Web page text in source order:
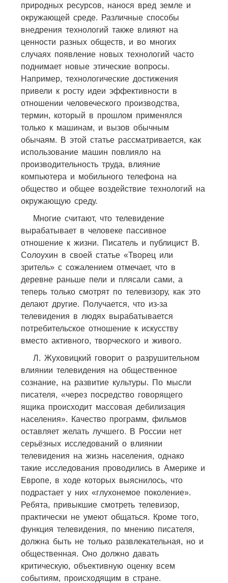
природных ресурсов, нанося вред земле и
окружающей среде. Различные способы
внедрения технологий также влияют на
ценности разных обществ, и во многих
случаях появление новых технологий часто
поднимает новые этические вопросы.
Например, технологические достижения
привели к росту идеи эффективности в
отношении человеческого производства,
термин, который в прошлом применялся
только к машинам, и вызов обычным
обычаям. В этой статье рассматривается, как
использование машин повлияло на
производительность труда, влияние
компьютера и мобильного телефона на
общество и общее воздействие технологий на
окружающую среду.
Многие считают, что телевидение
вырабатывает в человеке пассивное
отношение к жизни. Писатель и публицист В.
Солоухин в своей статье «Творец или
зритель» с сожалением отмечает, что в
деревне раньше пели и плясали сами, а
теперь только смотрят по телевизору, как это
делают другие. Получается, что из-за
телевидения в людях вырабатывается
потребительское отношение к искусству
вместо активного, творческого и живого.
Л. Жуховицкий говорит о разрушительном
влиянии телевидения на общественное
сознание, на развитие культуры. По мысли
писателя, «через посредство говорящего
ящика происходит массовая дебилизация
населения». Качество программ, фильмов
оставляет желать лучшего. В России нет
серьёзных исследований о влиянии
телевидения на жизнь населения, однако
такие исследования проводились в Америке и
Европе, в ходе которых выяснилось, что
подрастает у них «глухонемое поколение».
Ребята, привыкшие смотреть телевизор,
практически не умеют общаться. Кроме того,
функция телевидения, по мнению писателя,
должна быть не только развлекательная, но и
общественная. Оно должно давать
критическую, объективную оценку всем
событиям, происходящим в стране.